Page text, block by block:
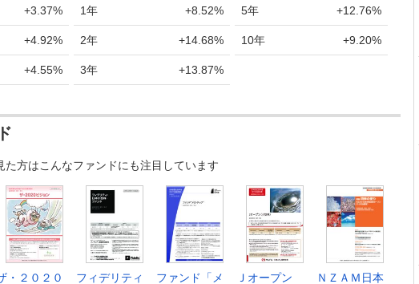
+3.37%
+4.92%
+4.55%
1年 +8.52%
2年 +14.68%
3年 +13.87%
5年 +12.76%
10年 +9.20%
た方はこんなファンドにも注目しています
・２０２０
フィデリティ
ファンド「メ
Ｊオープン
ＮＺＡＭ日本